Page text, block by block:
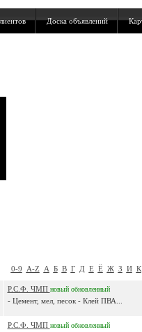
Доска объявлений
0-9 A-Z А Б В Г Д Е Ё Ж З И К
Р.С.Ф. ЧМП новый обновленный
- Цемент, мел, песок - Клей ПВА...
Р.С.Ф. ЧМП новый обновленный